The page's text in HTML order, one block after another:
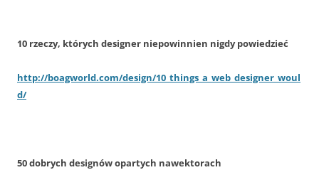
10 rzeczy, których designer niepowinnien nigdy powiedzieć
http://boagworld.com/design/10_things_a_web_designer_woul
d/
50 dobrych designów opartych nawektorach